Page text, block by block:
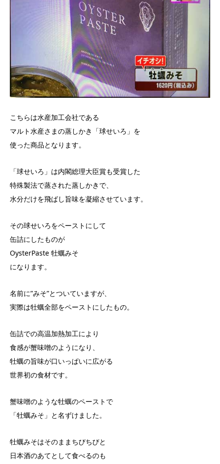
こちらは水産加工会社である
マルト水産さまの蒸しかき「球せいろ」を
使った商品となります。
「球せいろ」は内閣総理大臣賞も受賞した
特殊製法で蒸された蒸しかきで、
水分だけを飛ばし旨味を凝縮させています。
その球せいろをペーストにして
缶詰にしたものが
OysterPaste 牡蠣みそ
になります。
名前に”みそ”とついていますが、
実際は牡蠣全部をペーストにしたもの。
缶詰での高温加熱加工により
食感が蟹味噌のようになり、
牡蠣の旨味が口いっぱいに広がる
世界初の食材です。
蟹味噌のような牡蠣のペーストで
「牡蠣みそ」と名ずけました。
牡蠣みそはそのままちびちびと
日本酒のあてとして食べるのも